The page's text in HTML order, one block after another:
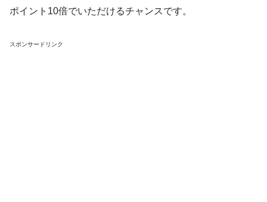
ポイント10倍でいただけるチャンスです。
スポンサードリンク